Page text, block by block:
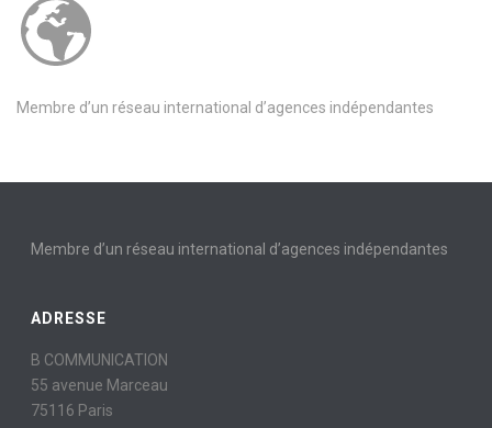
Membre d’un réseau international d’agences indépendantes
Membre d’un réseau international d’agences indépendantes
ADRESSE
B COMMUNICATION
55 avenue Marceau
75116 Paris